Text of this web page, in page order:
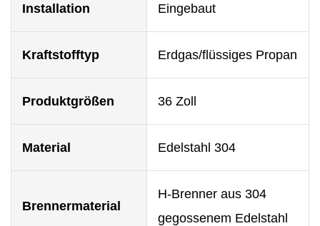
Installation Eingebaut
Kraftstofftyp Erdgas/flüssiges Propan
Produktgrößen 36 Zoll
Material Edelstahl 304
Brennermaterial
H-Brenner aus 304
gegossenem Edelstahl